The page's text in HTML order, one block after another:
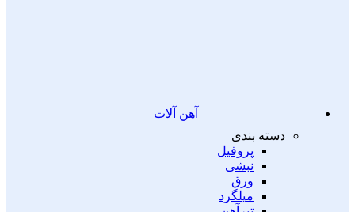
آهن آلات
دسته بندی
پروفیل
نبشی
ورق
میلگرد